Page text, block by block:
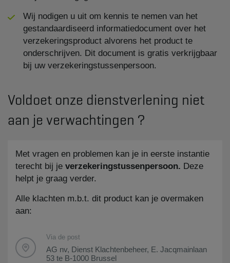
Wij nodigen u uit om kennis te nemen van het
gestandaardiseerd informatiedocument over het
verzekeringsproduct alvorens het product te
onderschrijven. Dit document is gratis verkrijgbaar
bij uw verzekeringstussenpersoon.
Voldoet onze dienstverlening niet
aan je verwachtingen ?
Met vragen en problemen kan je in eerste instantie
terecht bij je verzekeringstussenpersoon. Deze
helpt je graag verder.
Alle klachten m.b.t. dit product kan je overmaken
aan:
Via de post
AG nv, Dienst Klachtenbeheer, E. Jacqmainlaan
53 te B-1000 Brussel